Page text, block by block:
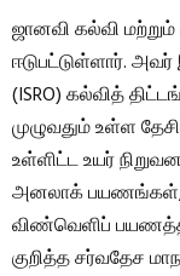
ஜானவி கல்வி
ஈடுபட்டுள்ளார்.
(ISRO) கல்வித்
முழுவதும் உள்ள
உள்ளிட்ட உயர்
அனலாக் பயணங்கள்,
விண்வெளிப்
குறித்த சர்வதேச